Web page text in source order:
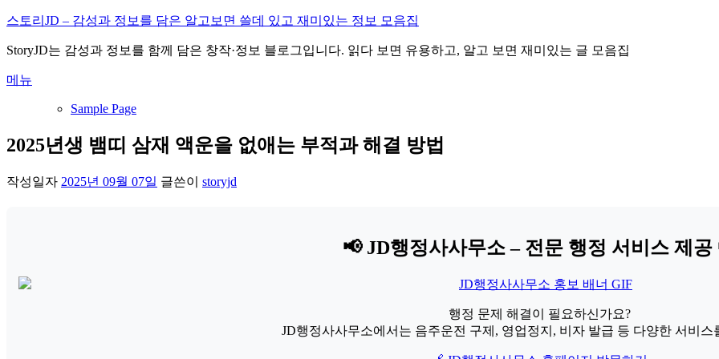
내
으
바
기
스토리JD – 감성과 정보를 담은 알고보면 쓸데 있고 재미있는 정보 모음집
StoryJD는 감성과 정보를 함께 담은 창작·정보 블로그입니다. 읽다 보면 유용하고, 알고 보면 재미있는 글 모음집
메뉴
Sample Page
2025년생 뱀띠 삼재 액운을 없애는 부적과 해결 방법
작성일자 2025년 09월 07일 글쓴이 storyjd
📢 JD행정사사무소 – 전문 행정 서비스 제공
행정 문제 해결이 필요하신가요?
JD행정사사무소에서는 음주운전 구제, 영업정지, 비자 발급 등 다양한 서비스